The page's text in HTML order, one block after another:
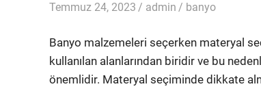
Temmuz 24, 2023 admin banyo
Banyo malzemeleri seçerken materyal
kullanılan alanlarından biridir ve bu
önemlidir. Materyal seçiminde dikkate